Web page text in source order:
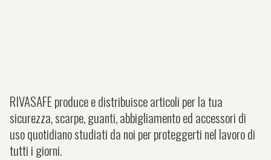
RIVASAFE produce e distribuisce articoli per la tua
sicurezza, scarpe, guanti, abbigliamento ed accessori di
uso quotidiano studiati da noi per proteggerti nel lavoro di
tutti i giorni.